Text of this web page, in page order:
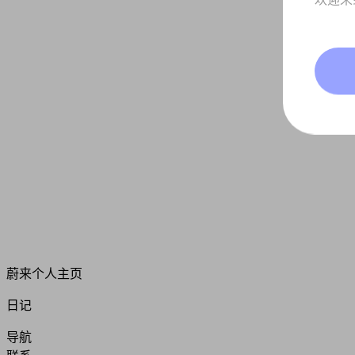
蔚来个人主页
日记
导航